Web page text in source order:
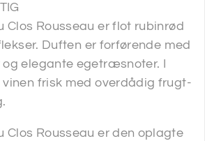
Clos Rousseau er flot rubinrød
Duften er forførende med
elegante egetræsnoter. I
vinen frisk med overdådig frugt-
Clos Rousseau er den oplagte